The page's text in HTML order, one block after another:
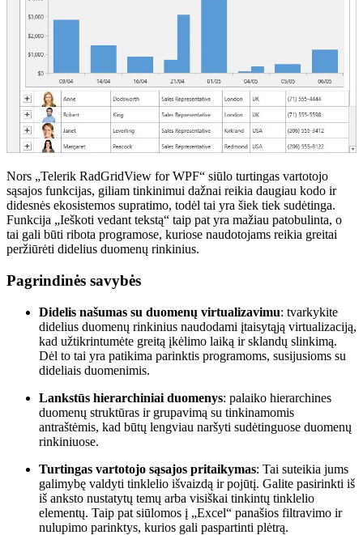
Nors „Telerik RadGridView for WPF“ siūlo turtingas vartotojo
sąsajos funkcijas, giliam tinkinimui dažnai reikia daugiau kodo ir
didesnės ekosistemos supratimo, todėl tai yra šiek tiek sudėtinga.
Funkcija „Ieškoti vedant tekstą“ taip pat yra mažiau patobulinta, o
tai gali būti ribota programose, kuriose naudotojams reikia greitai
peržiūrėti didelius duomenų rinkinius.
Pagrindinės savybės
Didelis našumas su duomenų virtualizavimu: tvarkykite
didelius duomenų rinkinius naudodami įtaisytąją virtualizaciją,
kad užtikrintumėte greitą įkėlimo laiką ir sklandų slinkimą.
Dėl to tai yra patikima parinktis programoms, susijusioms su
dideliais duomenimis.
Lankstūs hierarchiniai duomenys: palaiko hierarchines
duomenų struktūras ir grupavimą su tinkinamomis
antraštėmis, kad būtų lengviau naršyti sudėtinguose duomenų
rinkiniuose.
Turtingas vartotojo sąsajos pritaikymas: Tai suteikia jums
galimybę valdyti tinklelio išvaizdą ir pojūtį. Galite pasirinkti iš
iš anksto nustatytų temų arba visiškai tinkintų tinklelio
elementų. Taip pat siūlomos į „Excel“ panašios filtravimo ir
nulupimo parinktys, kurios gali paspartinti plėtrą.